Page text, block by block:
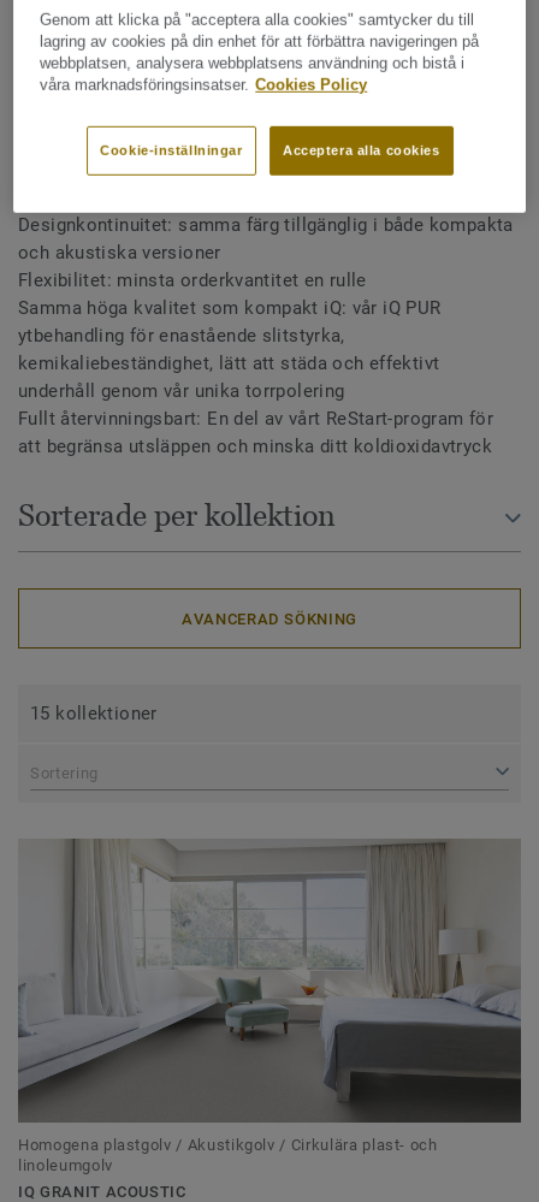
Megalit, iQ Optima och iQ Surface, allt för att undvika
begränsningar i design och färgsättning av ditt
golvprojekt.
Designkontinuitet: samma färg tillgänglig i både kompakta
och akustiska versioner
Flexibilitet: minsta orderkvantitet en rulle
Samma höga kvalitet som kompakt iQ: vår iQ PUR
ytbehandling för enastående slitstyrka,
kemikaliebeständighet, lätt att städa och effektivt
underhåll genom vår unika torrpolering
Fullt återvinningsbart: En del av vårt ReStart-program för
att begränsa utsläppen och minska ditt koldioxidavtryck
Sorterade per kollektion
AVANCERAD SÖKNING
15 kollektioner
Sortering
Homogena plastgolv / Akustikgolv / Cirkulära plast- och
linoleumgolv
IQ GRANIT ACOUSTIC
Genom att klicka på "acceptera alla cookies" samtycker du till
lagring av cookies på din enhet för att förbättra navigeringen på
webbplatsen, analysera webbplatsens användning och bistå i
våra marknadsföringsinsatser. Cookies Policy
Acceptera alla cookies
Cookie-inställningar